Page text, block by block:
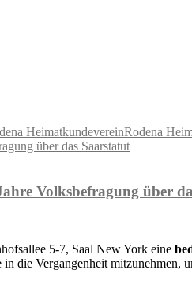
HeimatkundevereinRodena
Volksbefragung über
5-7, Saal New York eine
die Vergangenheit